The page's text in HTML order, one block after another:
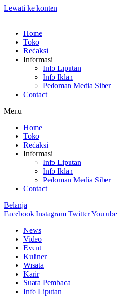
Lewati ke konten
Home
Toko
Redaksi
Informasi
Info Liputan
Info Iklan
Pedoman Media Siber
Contact
Menu
Home
Toko
Redaksi
Informasi
Info Liputan
Info Iklan
Pedoman Media Siber
Contact
Belanja
Facebook Instagram TwitterYoutube
News
Video
Event
Kuliner
Wisata
Karir
Suara Pembaca
Info Liputan